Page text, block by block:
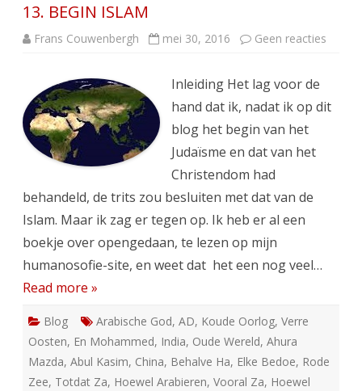
13. BEGIN ISLAM
Frans Couwenbergh mei 30, 2016 Geen reacties
Inleiding Het lag voor de
hand dat ik, nadat ik op dit
blog het begin van het
Judaïsme en dat van het
Christendom had
behandeld, de trits zou besluiten met dat van de
Islam. Maar ik zag er tegen op. Ik heb er al een
boekje over opengedaan, te lezen op mijn
humanosofie-site, en weet dat het een nog veel…
Read more »
Blog Arabische God, AD, Koude Oorlog, Verre
Oosten, En Mohammed, India, Oude Wereld, Ahura
Mazda, Abul Kasim, China, Behalve Ha, Elke Bedoe, Rode
Zee, Totdat Za, Hoewel Arabieren, Vooral Za, Hoewel